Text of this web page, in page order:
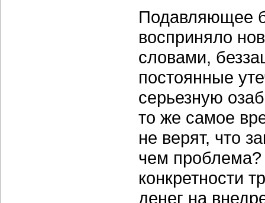
Подавляющее
восприняло
словами,
постоянные
серьезную
то же самое
не верят, что
чем проблема?
конкретности
денег на